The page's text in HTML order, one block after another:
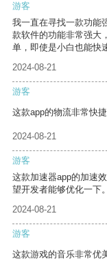
游客
我一直在寻找一款功能
款软件的功能非常强大
单，即使是小白也能快
2024-08-21
游客
这款app的物流非常快
2024-08-21
游客
这款加速器app的加速
望开发者能够优化一下。
2024-08-21
游客
这款游戏的音乐非常优